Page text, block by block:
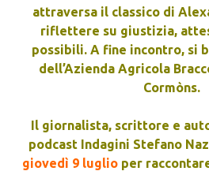
attraversa il classico di
riflettere su giustizia,
possibili. A fine incontro, si
dell’Azienda Agricola
Cormòns.
Il giornalista, scrittore e
podcast Indagini Stefano
giovedì 9 luglioper